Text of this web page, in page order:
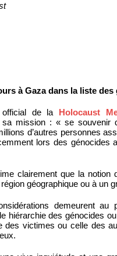
à Gaza dans la liste
official de la Holocaust
sa mission : « se
d’autres personnes
lors des
clairement que la
géographique ou à un
demeurent au
hiérarchie des génocides
des victimes ou celle des